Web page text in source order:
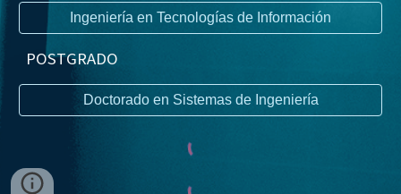
Ingeniería en Tecnologías de Información
POSTGRADO
Doctorado en Sistemas de Ingeniería